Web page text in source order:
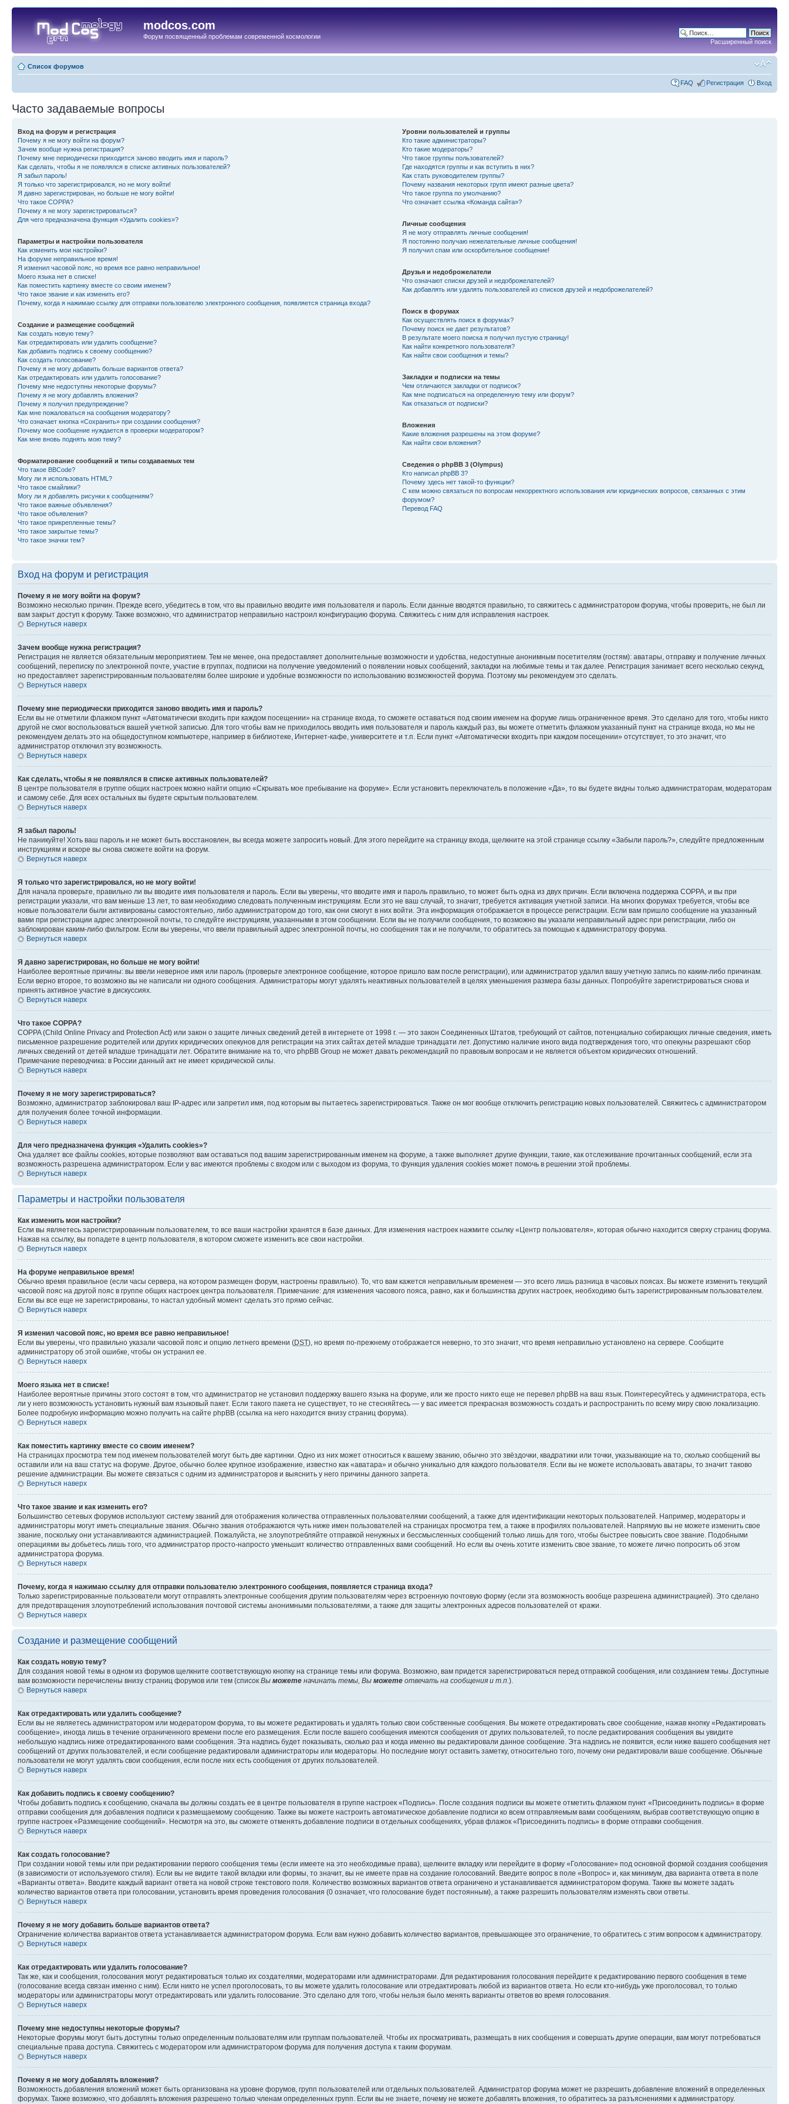
modcos.com
Форум посвященный проблемам современной космологии
Расширенный поиск
Список форумов
FAQ Регистрация Вход
Часто задаваемые вопросы
Вход на форум и регистрация
Почему я не могу войти на форум?
Зачем вообще нужна регистрация?
Почему мне периодически приходится заново вводить имя и пароль?
Как сделать, чтобы я не появлялся в списке активных пользователей?
Я забыл пароль!
Я только что зарегистрировался, но не могу войти!
Я давно зарегистрирован, но больше не могу войти!
Что такое COPPA?
Почему я не могу зарегистрироваться?
Для чего предназначена функция «Удалить cookies»?
Параметры и настройки пользователя
Как изменить мои настройки?
На форуме неправильное время!
Я изменил часовой пояс, но время все равно неправильное!
Моего языка нет в списке!
Как поместить картинку вместе со своим именем?
Что такое звание и как изменить его?
Почему, когда я нажимаю ссылку для отправки пользователю электронного сообщения, появляется страница входа?
Создание и размещение сообщений
Как создать новую тему?
Как отредактировать или удалить сообщение?
Как добавить подпись к своему сообщению?
Как создать голосование?
Почему я не могу добавить больше вариантов ответа?
Как отредактировать или удалить голосование?
Почему мне недоступны некоторые форумы?
Почему я не могу добавлять вложения?
Почему я получил предупреждение?
Как мне пожаловаться на сообщения модератору?
Что означает кнопка «Сохранить» при создании сообщения?
Почему мое сообщение нуждается в проверки модератором?
Как мне вновь поднять мою тему?
Форматирование сообщений и типы создаваемых тем
Что такое BBCode?
Могу ли я использовать HTML?
Что такое смайлики?
Могу ли я добавлять рисунки к сообщениям?
Что такое важные объявления?
Что такое объявления?
Что такое прикрепленные темы?
Что такое закрытые темы?
Что такое значки тем?
Уровни пользователей и группы
Кто такие администраторы?
Кто такие модераторы?
Что такое группы пользователей?
Где находятся группы и как вступить в них?
Как стать руководителем группы?
Почему названия некоторых групп имеют разные цвета?
Что такое группа по умолчанию?
Что означает ссылка «Команда сайта»?
Личные сообщения
Я не могу отправлять личные сообщения!
Я постоянно получаю нежелательные личные сообщения!
Я получил спам или оскорбительное сообщение!
Друзья и недоброжелатели
Что означают списки друзей и недоброжелателей?
Как добавлять или удалять пользователей из списков друзей и недоброжелателей?
Поиск в форумах
Как осуществлять поиск в форумах?
Почему поиск не дает результатов?
В результате моего поиска я получил пустую страницу!
Как найти конкретного пользователя?
Как найти свои сообщения и темы?
Закладки и подписки на темы
Чем отличаются закладки от подписок?
Как мне подписаться на определенную тему или форум?
Как отказаться от подписки?
Вложения
Какие вложения разрешены на этом форуме?
Как найти свои вложения?
Сведения о phpBB 3 (Olympus)
Кто написал phpBB 3?
Почему здесь нет такой-то функции?
С кем можно связаться по вопросам некорректного использования или юридических вопросов, связанных с этим
форумом?
Перевод FAQ
Вход на форум и регистрация
Почему я не могу войти на форум?
Возможно несколько причин. Прежде всего, убедитесь в том, что вы правильно вводите имя пользователя и пароль. Если данные вводятся правильно, то свяжитесь с администратором форума, чтобы проверить, не был ли
вам закрыт доступ к форуму. Также возможно, что администратор неправильно настроил конфигурацию форума. Свяжитесь с ним для исправления настроек.
Вернуться наверх
Зачем вообще нужна регистрация?
Регистрация не является обязательным мероприятием. Тем не менее, она предоставляет дополнительные возможности и удобства, недоступные анонимным посетителям (гостям): аватары, отправку и получение личных
сообщений, переписку по электронной почте, участие в группах, подписки на получение уведомлений о появлении новых сообщений, закладки на любимые темы и так далее. Регистрация занимает всего несколько секунд,
но предоставляет зарегистрированным пользователям более широкие и удобные возможности по использованию возможностей форума. Поэтому мы рекомендуем это сделать.
Вернуться наверх
Почему мне периодически приходится заново вводить имя и пароль?
Если вы не отметили флажком пункт «Автоматически входить при каждом посещении» на странице входа, то сможете оставаться под своим именем на форуме лишь ограниченное время. Это сделано для того, чтобы никто
другой не смог воспользоваться вашей учетной записью. Для того чтобы вам не приходилось вводить имя пользователя и пароль каждый раз, вы можете отметить флажком указанный пункт на странице входа, но мы не
рекомендуем делать это на общедоступном компьютере, например в библиотеке, Интернет-кафе, университете и т.п. Если пункт «Автоматически входить при каждом посещении» отсутствует, то это значит, что
администратор отключил эту возможность.
Вернуться наверх
Как сделать, чтобы я не появлялся в списке активных пользователей?
В центре пользователя в группе общих настроек можно найти опцию «Скрывать мое пребывание на форуме». Если установить переключатель в положение «Да», то вы будете видны только администраторам, модераторам
и самому себе. Для всех остальных вы будете скрытым пользователем.
Вернуться наверх
Я забыл пароль!
Не паникуйте! Хоть ваш пароль и не может быть восстановлен, вы всегда можете запросить новый. Для этого перейдите на страницу входа, щелкните на этой странице ссылку «Забыли пароль?», следуйте предложенным
инструкциям и вскоре вы снова сможете войти на форум.
Вернуться наверх
Я только что зарегистрировался, но не могу войти!
Для начала проверьте, правильно ли вы вводите имя пользователя и пароль. Если вы уверены, что вводите имя и пароль правильно, то может быть одна из двух причин. Если включена поддержка COPPA, и вы при
регистрации указали, что вам меньше 13 лет, то вам необходимо следовать полученным инструкциям. Если это не ваш случай, то значит, требуется активация учетной записи. На многих форумах требуется, чтобы все
новые пользователи были активированы самостоятельно, либо администратором до того, как они смогут в них войти. Эта информация отображается в процессе регистрации. Если вам пришло сообщение на указанный
вами при регистрации адрес электронной почты, то следуйте инструкциям, указанными в этом сообщении. Если вы не получили сообщения, то возможно вы указали неправильный адрес при регистрации, либо он
заблокирован каким-либо фильтром. Если вы уверены, что ввели правильный адрес электронной почты, но сообщения так и не получили, то обратитесь за помощью к администратору форума.
Вернуться наверх
Я давно зарегистрирован, но больше не могу войти!
Наиболее вероятные причины: вы ввели неверное имя или пароль (проверьте электронное сообщение, которое пришло вам после регистрации), или администратор удалил вашу учетную запись по каким-либо причинам.
Если верно второе, то возможно вы не написали ни одного сообщения. Администраторы могут удалять неактивных пользователей в целях уменьшения размера базы данных. Попробуйте зарегистрироваться снова и
принять активное участие в дискуссиях.
Вернуться наверх
Что такое COPPA?
COPPA (Child Online Privacy and Protection Act) или закон о защите личных сведений детей в интернете от 1998 г. — это закон Соединенных Штатов, требующий от сайтов, потенциально собирающих личные сведения, иметь
письменное разрешение родителей или других юридических опекунов для регистрации на этих сайтах детей младше тринадцати лет. Допустимо наличие иного вида подтверждения того, что опекуны разрешают сбор
личных сведений от детей младше тринадцати лет. Обратите внимание на то, что phpBB Group не может давать рекомендаций по правовым вопросам и не является объектом юридических отношений.
Примечание переводчика: в России данный акт не имеет юридической силы.
Вернуться наверх
Почему я не могу зарегистрироваться?
Возможно, администратор заблокировал ваш IP-адрес или запретил имя, под которым вы пытаетесь зарегистрироваться. Также он мог вообще отключить регистрацию новых пользователей. Свяжитесь с администратором
для получения более точной информации.
Вернуться наверх
Для чего предназначена функция «Удалить cookies»?
Она удаляет все файлы cookies, которые позволяют вам оставаться под вашим зарегистрированным именем на форуме, а также выполняет другие функции, такие, как отслеживание прочитанных сообщений, если эта
возможность разрешена администратором. Если у вас имеются проблемы с входом или с выходом из форума, то функция удаления cookies может помочь в решении этой проблемы.
Вернуться наверх
Параметры и настройки пользователя
Как изменить мои настройки?
Если вы являетесь зарегистрированным пользователем, то все ваши настройки хранятся в базе данных. Для изменения настроек нажмите ссылку «Центр пользователя», которая обычно находится сверху страниц форума.
Нажав на ссылку, вы попадете в центр пользователя, в котором сможете изменить все свои настройки.
Вернуться наверх
На форуме неправильное время!
Обычно время правильное (если часы сервера, на котором размещен форум, настроены правильно). То, что вам кажется неправильным временем — это всего лишь разница в часовых поясах. Вы можете изменить текущий
часовой пояс на другой пояс в группе общих настроек центра пользователя. Примечание: для изменения часового пояса, равно, как и большинства других настроек, необходимо быть зарегистрированным пользователем.
Если вы все еще не зарегистрированы, то настал удобный момент сделать это прямо сейчас.
Вернуться наверх
Я изменил часовой пояс, но время все равно неправильное!
Если вы уверены, что правильно указали часовой пояс и опцию летнего времени (DST), но время по-прежнему отображается неверно, то это значит, что время неправильно установлено на сервере. Сообщите
администратору об этой ошибке, чтобы он устранил ее.
Вернуться наверх
Моего языка нет в списке!
Наиболее вероятные причины этого состоят в том, что администратор не установил поддержку вашего языка на форуме, или же просто никто еще не перевел phpBB на ваш язык. Поинтересуйтесь у администратора, есть
ли у него возможность установить нужный вам языковый пакет. Если такого пакета не существует, то не стесняйтесь — у вас имеется прекрасная возможность создать и распространить по всему миру свою локализацию.
Более подробную информацию можно получить на сайте phpBB (ссылка на него находится внизу страниц форума).
Вернуться наверх
Как поместить картинку вместе со своим именем?
На страницах просмотра тем под именем пользователей могут быть две картинки. Одно из них может относиться к вашему званию, обычно это звёздочки, квадратики или точки, указывающие на то, сколько сообщений вы
оставили или на ваш статус на форуме. Другое, обычно более крупное изображение, известно как «аватара» и обычно уникально для каждого пользователя. Если вы не можете использовать аватары, то значит таково
решение администрации. Вы можете связаться с одним из администраторов и выяснить у него причины данного запрета.
Вернуться наверх
Что такое звание и как изменить его?
Большинство сетевых форумов используют систему званий для отображения количества отправленных пользователями сообщений, а также для идентификации некоторых пользователей. Например, модераторы и
администраторы могут иметь специальные звания. Обычно звания отображаются чуть ниже имен пользователей на страницах просмотра тем, а также в профилях пользователей. Напрямую вы не можете изменить свое
звание, поскольку они устанавливаются администрацией. Пожалуйста, не злоупотребляйте отправкой ненужных и бессмысленных сообщений только лишь для того, чтобы быстрее повысить свое звание. Подобными
операциями вы добьетесь лишь того, что администратор просто-напросто уменьшит количество отправленных вами сообщений. Но если вы очень хотите изменить свое звание, то можете лично попросить об этом
администратора форума.
Вернуться наверх
Почему, когда я нажимаю ссылку для отправки пользователю электронного сообщения, появляется страница входа?
Только зарегистрированные пользователи могут отправлять электронные сообщения другим пользователям через встроенную почтовую форму (если эта возможность вообще разрешена администрацией). Это сделано
для предотвращения злоупотреблений использования почтовой системы анонимными пользователями, а также для защиты электронных адресов пользователей от кражи.
Вернуться наверх
Создание и размещение сообщений
Как создать новую тему?
Для создания новой темы в одном из форумов щелкните соответствующую кнопку на странице темы или форума. Возможно, вам придется зарегистрироваться перед отправкой сообщения, или созданием темы. Доступные
вам возможности перечислены внизу страниц форумов или тем (список Вы можете начинать темы, Вы можете отвечать на сообщения и т.п. ).
Вернуться наверх
Как отредактировать или удалить сообщение?
Если вы не являетесь администратором или модератором форума, то вы можете редактировать и удалять только свои собственные сообщения. Вы можете отредактировать свое сообщение, нажав кнопку «Редактировать
сообщение», иногда лишь в течение ограниченного времени после его размещения. Если после вашего сообщения имеются сообщения от других пользователей, то после редактирования сообщения вы увидите
небольшую надпись ниже отредактированного вами сообщения. Эта надпись будет показывать, сколько раз и когда именно вы редактировали данное сообщение. Эта надпись не появится, если ниже вашего сообщения нет
сообщений от других пользователей, и если сообщение редактировали администраторы или модераторы. Но последние могут оставить заметку, относительно того, почему они редактировали ваше сообщение. Обычные
пользователи не могут удалять свои сообщения, если после них есть сообщения от других пользователей.
Вернуться наверх
Как добавить подпись к своему сообщению?
Чтобы добавить подпись к сообщению, сначала вы должны создать ее в центре пользователя в группе настроек «Подпись». После создания подписи вы можете отметить флажком пункт «Присоединить подпись» в форме
отправки сообщения для добавления подписи к размещаемому сообщению. Также вы можете настроить автоматическое добавление подписи ко всем отправляемым вами сообщениям, выбрав соответствующую опцию в
группе настроек «Размещение сообщений». Несмотря на это, вы сможете отменять добавление подписи в отдельных сообщениях, убрав флажок «Присоединить подпись» в форме отправки сообщения.
Вернуться наверх
Как создать голосование?
При создании новой темы или при редактировании первого сообщения темы (если имеете на это необходимые права), щелкните вкладку или перейдите в форму «Голосование» под основной формой создания сообщения
(в зависимости от используемого стиля). Если вы не видите такой вкладки или формы, то значит, вы не имеете прав на создание голосований. Введите вопрос в поле «Вопрос» и, как минимум, два варианта ответа в поле
«Варианты ответа». Вводите каждый вариант ответа на новой строке текстового поля. Количество возможных вариантов ответа ограничено и устанавливается администратором форума. Также вы можете задать
количество вариантов ответа при голосовании, установить время проведения голосования (0 означает, что голосование будет постоянным), а также разрешить пользователям изменять свои ответы.
Вернуться наверх
Почему я не могу добавить больше вариантов ответа?
Ограничение количества вариантов ответа устанавливается администратором форума. Если вам нужно добавить количество вариантов, превышающее это ограничение, то обратитесь с этим вопросом к администратору.
Вернуться наверх
Как отредактировать или удалить голосование?
Так же, как и сообщения, голосования могут редактироваться только их создателями, модераторами или администраторами. Для редактирования голосования перейдите к редактированию первого сообщения в теме
(голосование всегда связан именно с ним). Если никто не успел проголосовать, то вы можете удалить голосование или отредактировать любой из вариантов ответа. Но если кто-нибудь уже проголосовал, то только
модераторы или администраторы могут отредактировать или удалить голосование. Это сделано для того, чтобы нельзя было менять варианты ответов во время голосования.
Вернуться наверх
Почему мне недоступны некоторые форумы?
Некоторые форумы могут быть доступны только определенным пользователям или группам пользователей. Чтобы их просматривать, размещать в них сообщения и совершать другие операции, вам могут потребоваться
специальные права доступа. Свяжитесь с модератором или администратором форума для получения доступа к таким форумам.
Вернуться наверх
Почему я не могу добавлять вложения?
Возможность добавления вложений может быть организована на уровне форумов, групп пользователей или отдельных пользователей. Администратор форума может не разрешить добавление вложений в определенных
форумах. Также возможно, что добавлять вложения разрешено только членам определенных групп. Если вы не знаете, почему не можете добавлять вложения, то обратитесь за разъяснениями к администратору.